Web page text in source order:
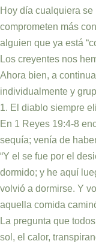
Hoy día cualquiera se
comprometen más
alguien que ya está
Los creyentes nos
Ahora bien, a
individualmente y
1. El diablo siempre
En 1 Reyes 19:4-8
sequía; venía de
“Y el se fue por el
dormido; y he aquí
volvió a dormirse. Y
aquella comida
La pregunta que
sol, el calor,